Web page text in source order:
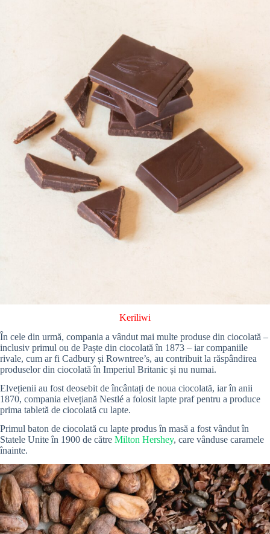
Keriliwi
În cele din urmă, compania a vândut mai multe produse din ciocolată –
inclusiv primul ou de Paște din ciocolată în 1873 – iar companiile
rivale, cum ar fi Cadbury și Rowntree’s, au contribuit la răspândirea
produselor din ciocolată în Imperiul Britanic și nu numai.
Elvețienii au fost deosebit de încântați de noua ciocolată, iar în anii
1870, compania elvețiană Nestlé a folosit lapte praf pentru a produce
prima tabletă de ciocolată cu lapte.
Primul baton de ciocolată cu lapte produs în masă a fost vândut în
Statele Unite în 1900 de către Milton Hershey, care vânduse caramele
înainte.